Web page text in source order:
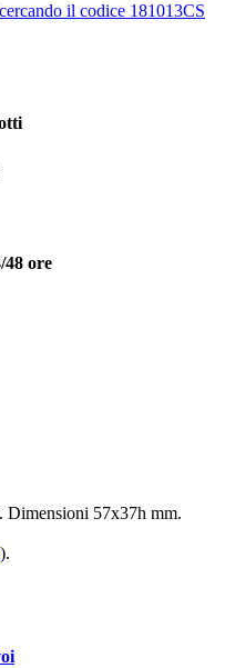
il codice 181013CS
48 ore
Dimensioni 57x37h mm.
).